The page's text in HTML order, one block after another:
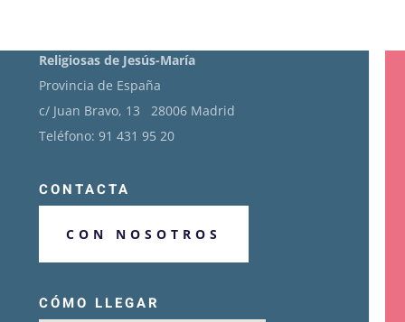
Religiosas de Jesús-María
Provincia de España
c/ Juan Bravo, 13 28006 Madrid
Teléfono: 91 431 95 20
CONTACTA
CON NOSOTROS
CÓMO LLEGAR